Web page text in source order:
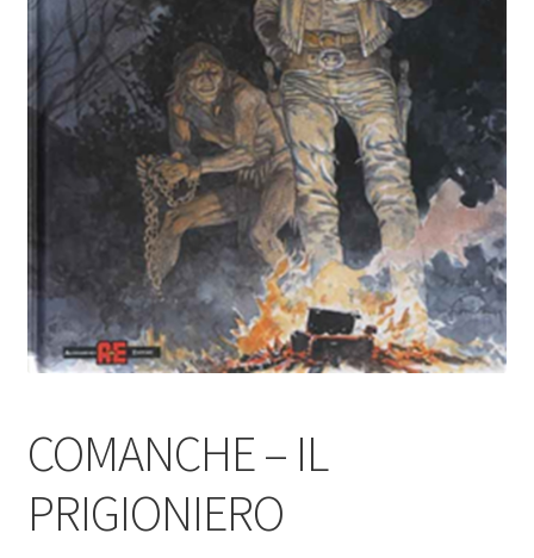
COMANCHE – IL
PRIGIONIERO